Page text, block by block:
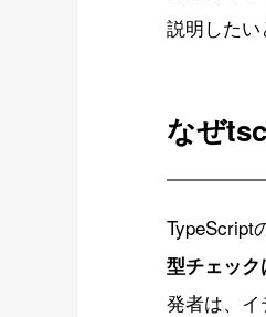
説明したい
なぜ
TypeScript
型チェッ
発者は、